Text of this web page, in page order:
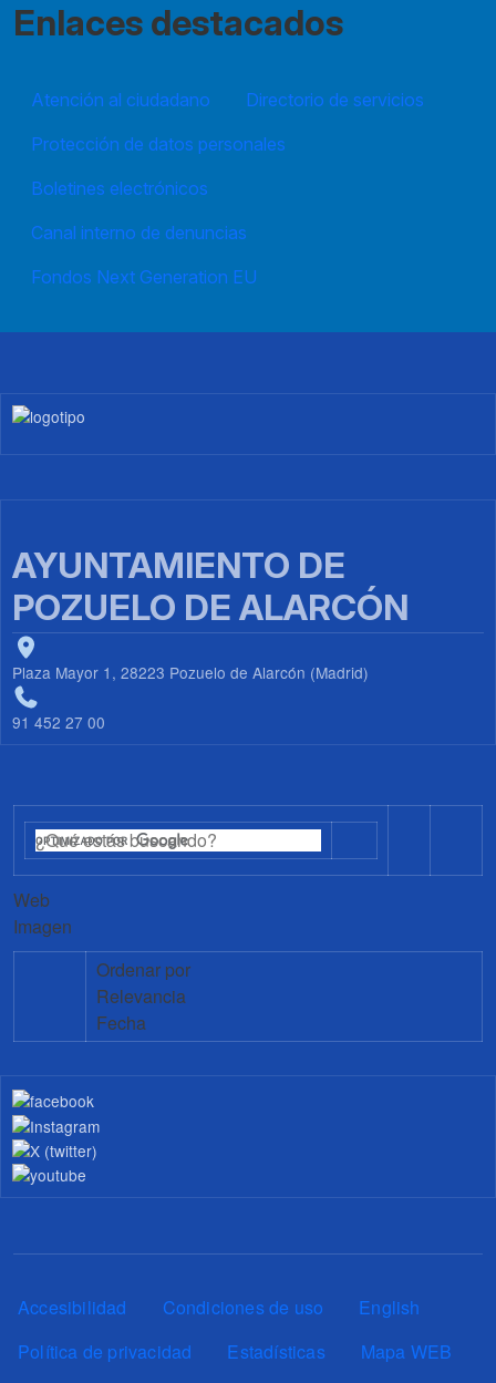
Enlaces destacados
Atención al ciudadano
Directorio de servicios
Protección de datos personales
Boletines electrónicos
Canal interno de denuncias
Fondos Next Generation EU
Imagen
AYUNTAMIENTO DE
POZUELO DE ALARCÓN
Plaza Mayor 1, 28223 Pozuelo de Alarcón (Madrid)
91 452 27 00
Web
Imagen
Ordenar por
Relevancia
Fecha
Pie de página
Accesibilidad Condiciones de uso
English
Política de privacidad
Estadísticas Mapa WEB